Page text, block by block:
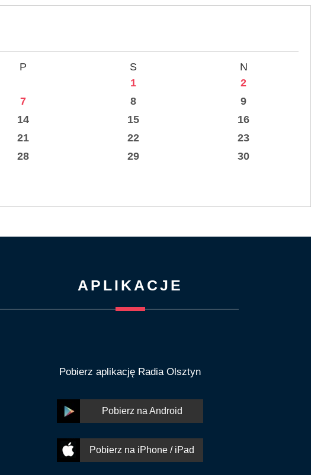
P S
N
1
2
7 8
9
14 15
16
21 22
23
28 29
30
APLIKACJE
Pobierz aplikację Radia Olsztyn
Pobierz na Android
Pobierz na iPhone / iPad